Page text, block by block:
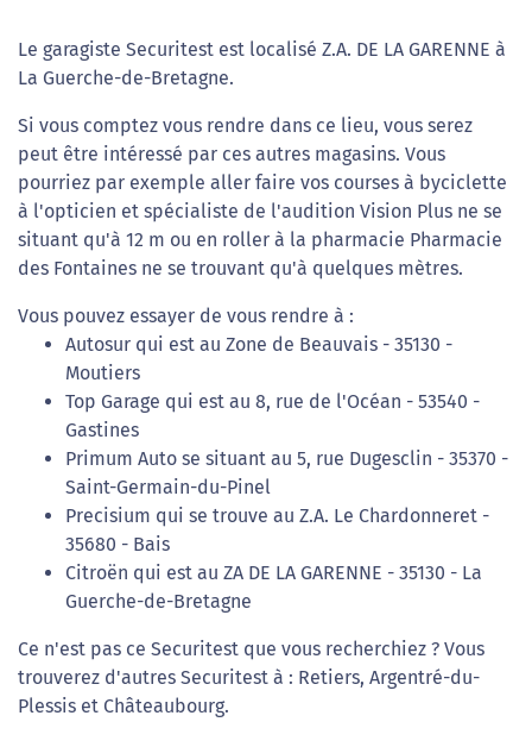
Le garagiste Securitest est localisé Z.A. DE LA GARENNE à
La Guerche-de-Bretagne.
Si vous comptez vous rendre dans ce lieu, vous serez
peut être intéressé par ces autres magasins. Vous
pourriez par exemple aller faire vos courses à byciclette
à l'opticien et spécialiste de l'audition Vision Plus ne se
situant qu'à 12 m ou en roller à la pharmacie Pharmacie
des Fontaines ne se trouvant qu'à quelques mètres.
Vous pouvez essayer de vous rendre à :
Autosur qui est au Zone de Beauvais - 35130 -
Moutiers
Top Garage qui est au 8, rue de l'Océan - 53540 -
Gastines
Primum Auto se situant au 5, rue Dugesclin - 35370 -
Saint-Germain-du-Pinel
Precisium qui se trouve au Z.A. Le Chardonneret -
35680 - Bais
Citroën qui est au ZA DE LA GARENNE - 35130 - La
Guerche-de-Bretagne
Ce n'est pas ce Securitest que vous recherchiez ? Vous
trouverez d'autres Securitest à : Retiers, Argentré-du-
Plessis et Châteaubourg.